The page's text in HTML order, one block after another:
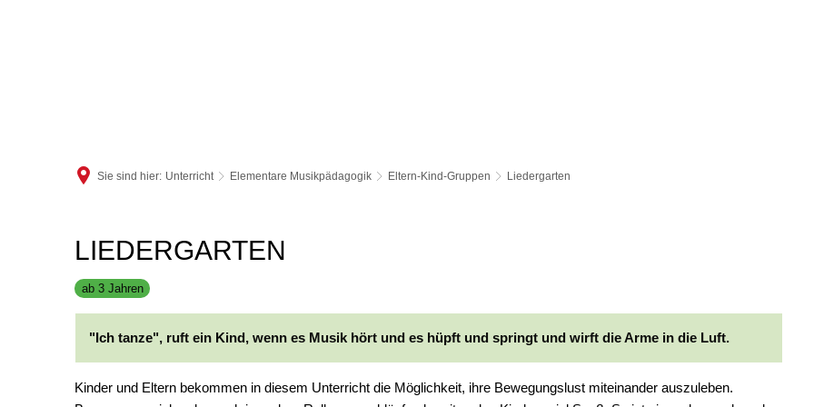
Sie sind hier: Unterricht Elementare Musikpädagogik Eltern-Kind-Gruppen Liedergarten
LiedergartenLIEDERGARTEN
ab 3 Jahren
"Ich tanze", ruft ein Kind, wenn es Musik hört und es hüpft und springt und wirft die Arme in die Luft.
Kinder und Eltern bekommen in diesem Unterricht die Möglichkeit, ihre Bewegungslust miteinander auszuleben.